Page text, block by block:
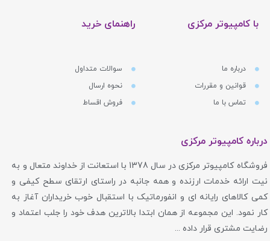
با کامپیوتر مرکزی
درباره ما
قوانین و مقررات
تماس با ما
راهنمای خرید
سوالات متداول
نحوه ارسال
فروش اقساط
درباره کامپیوتر مرکزی
فروشگاه کامپیوتر مرکزی در سال 1378 با استعانت از خداوند متعال و به
نیت ارائه خدمات ارزنده و همه جانبه در راستای ارتقای سطح کیفی و
کمی کالاهای رایانه ای و انفورماتیک با استقبال خوب خریداران آغاز به
کار نمود. این مجموعه از همان ابتدا بالاترین هدف خود را جلب اعتماد و
رضایت مشتری قرار داده ...